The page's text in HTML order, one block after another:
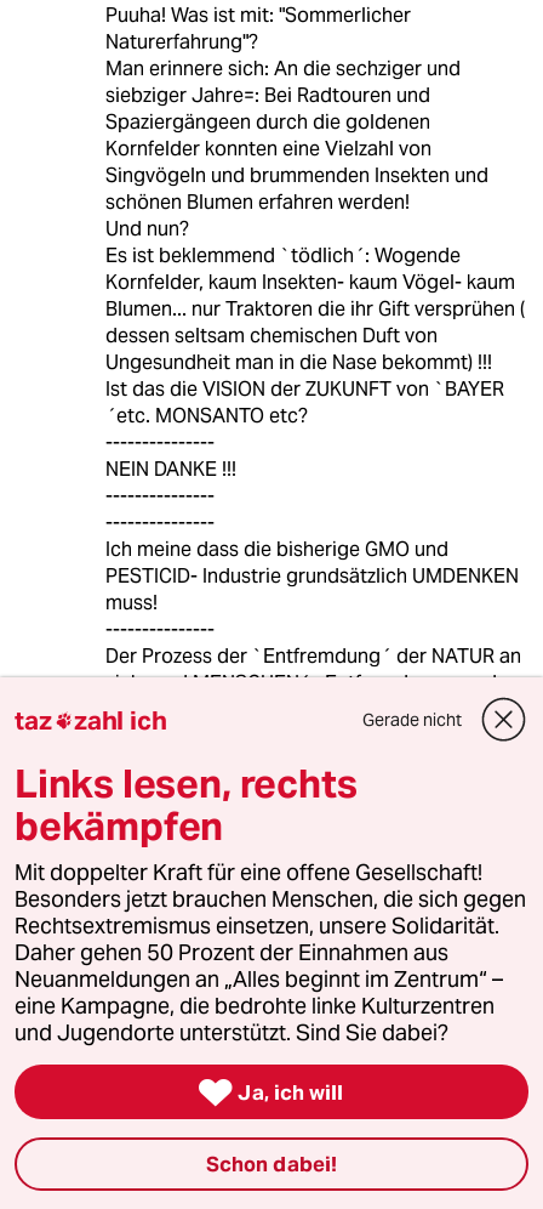
Puuha! Was ist mit: "Sommerlicher
Naturerfahrung"?
Man erinnere sich: An die sechziger und
siebziger Jahre=: Bei Radtouren und
Spaziergängeen durch die goldenen
Kornfelder konnten eine Vielzahl von
Singvögeln und brummenden Insekten und
schönen Blumen erfahren werden!
Und nun?
Es ist beklemmend `tödlich´: Wogende
Kornfelder, kaum Insekten- kaum Vögel- kaum
Blumen... nur Traktoren die ihr Gift versprühen (
dessen seltsam chemischen Duft von
Ungesundheit man in die Nase bekommt) !!!
Ist das die VISION der ZUKUNFT von `BAYER
´etc. MONSANTO etc?
---------------
NEIN DANKE !!!
---------------
---------------
Ich meine dass die bisherige GMO und
PESTICID- Industrie grundsätzlich UMDENKEN
muss!
---------------
Der Prozess der `Entfremdung´ der NATUR an
sich- und MENSCHEN´s Entfremdung von der
NATUR - durch Wissenschafts-Profit-Ideologie
Wahnsinn muss aufhören/ gebremst werden !
S Sam
, 16:35 Uhr
Ich erinnere mich gerade an eine Studie von
dem französischen Forscher Seralini, der es
weltweit zu zweifelhaftem Ruhm gebracht hat.
Ihm wurde vorgeworfen, seine Studie zu einem
Genmais-Produkt von Monsanto verfälscht zu
haben, weil er Tiermodelle nutzte, die eine
Nebenher wurde ihm noch vorgeworfen, dass
er für die Versuche eine zu geringe Anzahl von
Tieren nutzte (weniger bekannt wurde
allerdings, dass die Anzahl der Tiere gängiger
Praxis entspricht und derartige Versuche
taz zahl ich Gerade nicht
Links lesen, rechts
bekämpfen
Mit doppelter Kraft für eine offene Gesellschaft!
Besonders jetzt brauchen Menschen, die sich gegen
Rechtsextremismus einsetzen, unsere Solidarität.
Daher gehen 50 Prozent der Einnahmen aus
Neuanmeldungen an „Alles beginnt im Zentrum“ –
eine Kampagne, die bedrohte linke Kulturzentren
und Jugendorte unterstützt. Sind Sie dabei?
 Ja, ich will
Schon dabei!